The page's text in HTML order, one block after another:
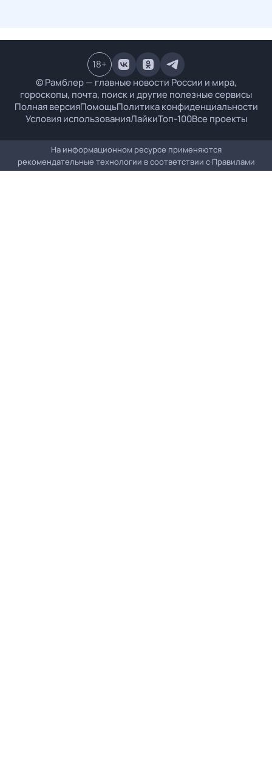
© Рамблер — главные новости России и мира,
гороскопы, почта, поиск и другие полезные сервисы
Полная версияПомощьПолитика конфиденциальности
Условия использованияЛайкиТоп-100Все проекты
18+
На информационном ресурсе применяются
рекомендательные технологии в соответствии с Правилами